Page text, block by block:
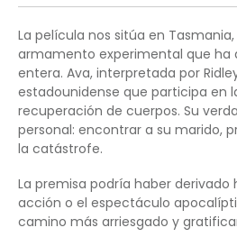
La película nos sitúa en
armamento experimental que ha
entera. Ava, interpretada por
estadounidense que participa en
recuperación de cuerpos. Su
personal: encontrar a su marido,
la catástrofe.
La premisa podría haber derivado
acción o el espectáculo
camino más arriesgado y